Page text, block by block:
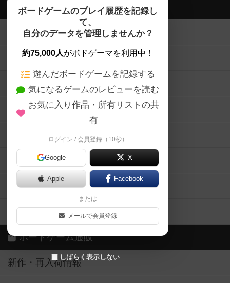
ボードゲームのプレイ履歴を記録し
て、
自分のデータを管理しませんか？
約75,000人がボドゲーマを利用中！
遊んだボードゲームを記録する
気になるゲームのレビューを読む
お気に入り作品・所有リストの共
有
ログイン / 会員登録（10秒）
Google X
Apple Facebook
または
メールで会員登録
しばらく表示しない
ボドゲーマTOP
ボードゲームを検索する
ボードゲームの新着レビュー
ボードゲーム会情報
メカニクス特集
掲示板・トピックス
ボドとも・会員一覧
ボードゲーム業界コラム
ボドゲーマご利用案内
ボードゲーム通販
新作・再入荷情報